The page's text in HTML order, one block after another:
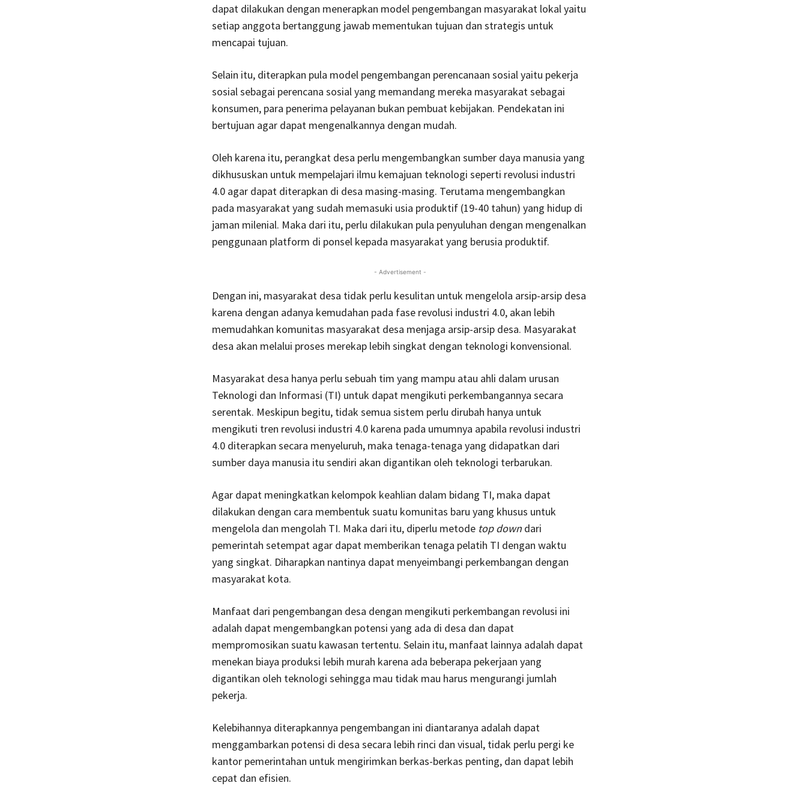
dapat dilakukan dengan menerapkan model pengembangan masyarakat lokal yaitu
setiap anggota bertanggung jawab mementukan tujuan dan strategis untuk
mencapai tujuan.
Selain itu, diterapkan pula model pengembangan perencanaan sosial yaitu pekerja
sosial sebagai perencana sosial yang memandang mereka masyarakat sebagai
konsumen, para penerima pelayanan bukan pembuat kebijakan. Pendekatan ini
bertujuan agar dapat mengenalkannya dengan mudah.
Oleh karena itu, perangkat desa perlu mengembangkan sumber daya manusia yang
dikhususkan untuk mempelajari ilmu kemajuan teknologi seperti revolusi industri
4.0 agar dapat diterapkan di desa masing-masing. Terutama mengembangkan
pada masyarakat yang sudah memasuki usia produktif (19-40 tahun) yang hidup di
jaman milenial. Maka dari itu, perlu dilakukan pula penyuluhan dengan mengenalkan
penggunaan platform di ponsel kepada masyarakat yang berusia produktif.
- Advertisement -
Dengan ini, masyarakat desa tidak perlu kesulitan untuk mengelola arsip-arsip desa
karena dengan adanya kemudahan pada fase revolusi industri 4.0, akan lebih
memudahkan komunitas masyarakat desa menjaga arsip-arsip desa. Masyarakat
desa akan melalui proses merekap lebih singkat dengan teknologi konvensional.
Masyarakat desa hanya perlu sebuah tim yang mampu atau ahli dalam urusan
Teknologi dan Informasi (TI) untuk dapat mengikuti perkembangannya secara
serentak. Meskipun begitu, tidak semua sistem perlu dirubah hanya untuk
mengikuti tren revolusi industri 4.0 karena pada umumnya apabila revolusi industri
4.0 diterapkan secara menyeluruh, maka tenaga-tenaga yang didapatkan dari
sumber daya manusia itu sendiri akan digantikan oleh teknologi terbarukan.
Agar dapat meningkatkan kelompok keahlian dalam bidang TI, maka dapat
dilakukan dengan cara membentuk suatu komunitas baru yang khusus untuk
mengelola dan mengolah TI. Maka dari itu, diperlu metode top down dari
pemerintah setempat agar dapat memberikan tenaga pelatih TI dengan waktu
yang singkat. Diharapkan nantinya dapat menyeimbangi perkembangan dengan
masyarakat kota.
Manfaat dari pengembangan desa dengan mengikuti perkembangan revolusi ini
adalah dapat mengembangkan potensi yang ada di desa dan dapat
mempromosikan suatu kawasan tertentu. Selain itu, manfaat lainnya adalah dapat
menekan biaya produksi lebih murah karena ada beberapa pekerjaan yang
digantikan oleh teknologi sehingga mau tidak mau harus mengurangi jumlah
pekerja.
Kelebihannya diterapkannya pengembangan ini diantaranya adalah dapat
menggambarkan potensi di desa secara lebih rinci dan visual, tidak perlu pergi ke
kantor pemerintahan untuk mengirimkan berkas-berkas penting, dan dapat lebih
cepat dan efisien.